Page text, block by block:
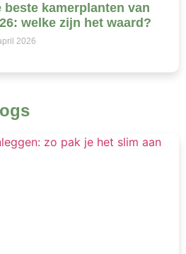
beste kamerplanten van
welke zijn het waard?
2026